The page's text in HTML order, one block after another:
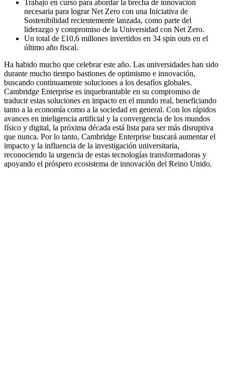
Trabajo en curso para abordar la brecha de innovación
necesaria para lograr Net Zero con una Iniciativa de
Sostenibilidad recientemente lanzada, como parte del
liderazgo y compromiso de la Universidad con Net Zero.
Un total de £10,6 millones invertidos en 34 spin outs en el
último año fiscal.
Ha habido mucho que celebrar este año. Las universidades han sido
durante mucho tiempo bastiones de optimismo e innovación,
buscando continuamente soluciones a los desafíos globales.
Cambridge Enterprise es inquebrantable en su compromiso de
traducir estas soluciones en impacto en el mundo real, beneficiando
tanto a la economía como a la sociedad en general. Con los rápidos
avances en inteligencia artificial y la convergencia de los mundos
físico y digital, la próxima década está lista para ser más disruptiva
que nunca. Por lo tanto, Cambridge Enterprise buscará aumentar el
impacto y la influencia de la investigación universitaria,
reconociendo la urgencia de estas tecnologías transformadoras y
apoyando el próspero ecosistema de innovación del Reino Unido.